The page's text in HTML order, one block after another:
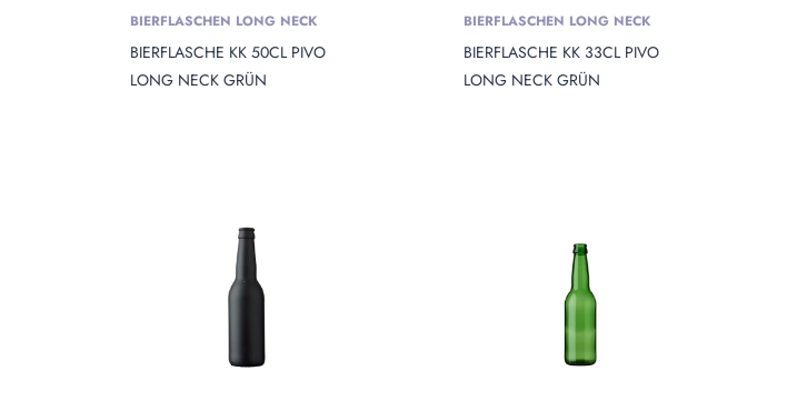
PRODUKT DIAMETER Produkt Diameter
BIERFLASCHEN LONG NECK
BIERFLASCHE KK 50CL PIVO
LONG NECK GRÜN
BIERFLASCHEN LONG NECK
BIERFLASCHE KK 33CL PIVO
LONG NECK GRÜN